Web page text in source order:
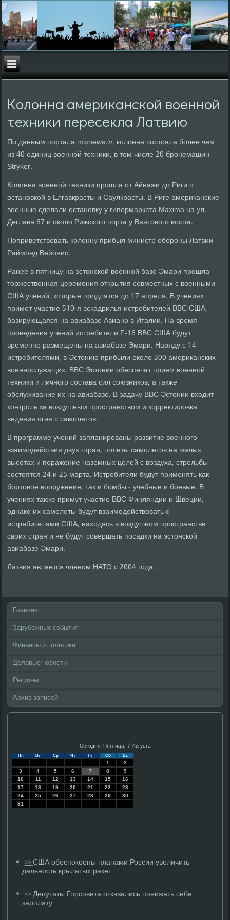
Колонна американской военной
техники пересекла Латвию
По данным портала mixnews.lv, колонна состояла более чем
из 40 единиц военной техники, в том числе 20 бронемашин
Stryker.
Колонна военной техники прошла от Айнажи до Риги с
остановкой в Елгавкрасты и Саулкрасты. В Риге американские
военные сделали остановку у гипермаркета Maxima на ул.
Деглава 67 и около Рижского порта у Вантового моста.
Поприветствовать колонну прибыл министр обороны Латвии
Раймонд Вейонис.
Ранее в пятницу на эстонской военной базе Эмари прошла
торжественная церемония открытия совместных с военными
США учений, которые продлятся до 17 апреля. В учениях
примет участие 510-я эскадрилья истребителей ВВС США,
базирующаяся на авиабазе Авиано в Италии. На время
проведения учений истребители F-16 ВВС США будут
временно размещены на авиабазе Эмари. Наряду с 14
истребителями, в Эстонию прибыли около 300 американских
военнослужащих. ВВС Эстонии обеспечат прием военной
техники и личного состава сил союзников, а также
обслуживание их на авиабазе. В задачу ВВС Эстонии входит
контроль за воздушным пространством и корректировка
ведения огня с самолетов.
В программе учений запланированы развитие военного
взаимодействия двух стран, полеты самолетов на малых
высотах и поражение наземных целей с воздуха, стрельбы
состоятся 24 и 25 марта. Истребители будут применять как
бортовое вооружение, так и бомбы - учебные и боевые. В
учениях также примут участие ВВС Финляндии и Швеции,
однако их самолеты будут взаимодействовать с
истребителями США, находясь в воздушном пространстве
своих стран и не будут совершать посадки на эстонской
авиабазе Эмари.
Латвия является членом НАТО с 2004 года.
Главная
Зарубежные события
Финансы и политика
Деловые новости
Регионы
Архив записей
Сегодня: Пятница, 7 Августа
Пн Вт Ср Чт Пт Сб Вс
1
2
3
4 5 6 7 8
9
10
11 12 13 14 15
16
17
18 19 20 21 22
23
24
25 26 27 28 29
30
31
>>США обеспокоены планами России увеличить
дальность крылатых ракет
>>Депутаты Горсовета отказались понижать себе
зарплату